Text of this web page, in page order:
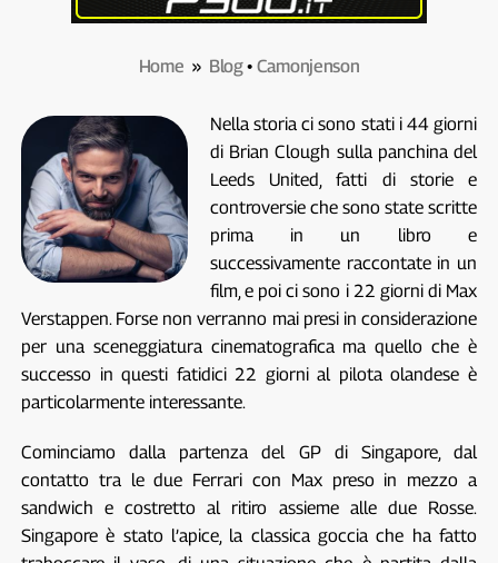
Home » Blog• Camonjenson
Nella storia ci sono stati i 44 giorni
di Brian Clough sulla panchina del
Leeds United, fatti di storie e
controversie che sono state scritte
prima in un libro e
successivamente raccontate in un
film, e poi ci sono i 22 giorni di Max
Verstappen. Forse non verranno mai presi in considerazione
per una sceneggiatura cinematografica ma quello che è
successo in questi fatidici 22 giorni al pilota olandese è
particolarmente interessante.
Cominciamo dalla partenza del GP di Singapore, dal
contatto tra le due Ferrari con Max preso in mezzo a
sandwich e costretto al ritiro assieme alle due Rosse.
Singapore è stato l’apice, la classica goccia che ha fatto